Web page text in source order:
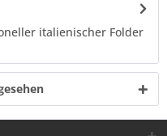
italienischer Folder